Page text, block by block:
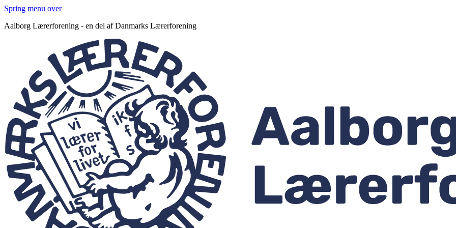
Spring menu over
Aalborg Lærerforening - en del af Danmarks Lærerforening